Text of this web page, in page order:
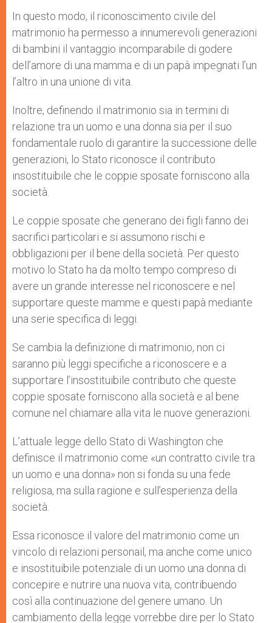
In questo modo, il riconoscimento civile del
matrimonio ha permesso a innumerevoli generazioni
di bambini il vantaggio incomparabile di godere
dell’amore di una mamma e di un papà impegnati l’un
l’altro in una unione di vita.
Inoltre, definendo il matrimonio sia in termini di
relazione tra un uomo e una donna sia per il suo
fondamentale ruolo di garantire la successione delle
generazioni, lo Stato riconosce il contributo
insostituibile che le coppie sposate forniscono alla
società.
Le coppie sposate che generano dei figli fanno dei
sacrifici particolari e si assumono rischi e
obbligazioni per il bene della società. Per questo
motivo lo Stato ha da molto tempo compreso di
avere un grande interesse nel riconoscere e nel
supportare queste mamme e questi papà mediante
una serie specifica di leggi.
Se cambia la definizione di matrimonio, non ci
saranno più leggi specifiche a riconoscere e a
supportare l’insostituibile contributo che queste
coppie sposate forniscono alla società e al bene
comune nel chiamare alla vita le nuove generazioni.
L’attuale legge dello Stato di Washington che
definisce il matrimonio come «un contratto civile tra
un uomo e una donna» non si fonda su una fede
religiosa, ma sulla ragione e sull’esperienza della
società.
Essa riconosce il valore del matrimonio come un
vincolo di relazioni personail, ma anche come unico
e insostituibile potenziale di un uomo una donna di
concepire e nutrire una nuova vita, contribuendo
così alla continuazione del genere umano. Un
cambiamento della legge vorrebbe dire per lo Stato